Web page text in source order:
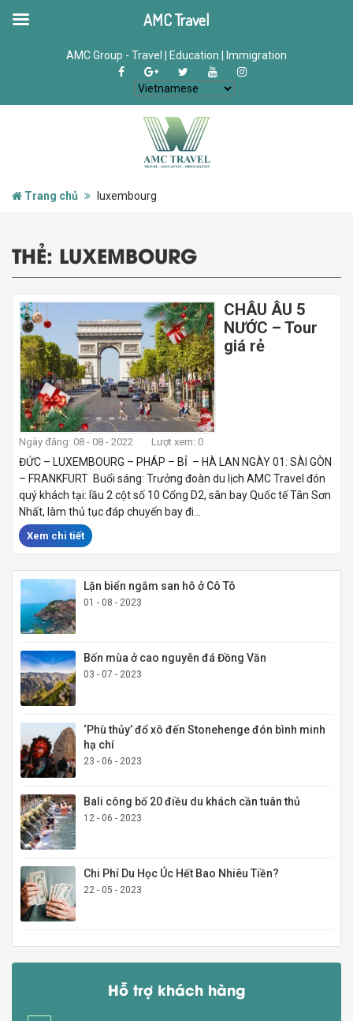
AMC Group - Travel | Education | Immigration
Trang chủ luxembourg
THẺ: LUXEMBOURG
CHÂU ÂU 5
NƯỚC – Tour
giá rẻ
Ngày đăng: 08 - 08 - 2022 Lượt xem: 0
ĐỨC – LUXEMBOURG – PHÁP – BỈ – HÀ LAN NGÀY 01: SÀI GÒN
– FRANKFURT Buổi sáng: Trưởng đoàn du lịch AMC Travel đón
quý khách tại: lầu 2 cột số 10 Cổng D2, sân bay Quốc tế Tân Sơn
Nhất, làm thủ tục đáp chuyến bay đi...
Xem chi tiết
Lặn biển ngắm san hô ở Cô Tô
01 - 08 - 2023
Bốn mùa ở cao nguyên đá Đồng Văn
03 - 07 - 2023
‘Phù thủy’ đổ xô đến Stonehenge đón bình minh
hạ chí
23 - 06 - 2023
Bali công bố 20 điều du khách cần tuân thủ
12 - 06 - 2023
Chi Phí Du Học Úc Hết Bao Nhiêu Tiền?
22 - 05 - 2023
Hỗ trợ khách hàng
AMC Travel